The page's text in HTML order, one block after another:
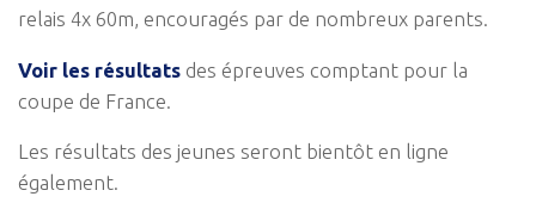
relais 4x 60m, encouragés par de nombreux parents.
Voir les résultats des épreuves comptant pour la
coupe de France.
Les résultats des jeunes seront bientôt en ligne
également.